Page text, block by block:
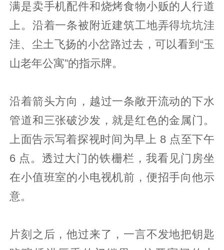
满是卖手机配件和烧烤食物小贩的人行道
上。沿着一条被附近建筑工地弄得坑坑洼
洼、尘土飞扬的小岔路过去，可以看到“玉
山老年公寓”的指示牌。
沿着箭头方向，越过一条敞开流动的下水
管道和三张破沙发，就是红色的金属门。
上面告示写着探视时间为早上 8 点至下午
6 点。透过大门的铁栅栏，我看见门房坐
在小值班室的小电视机前，便招手向他示
意。
片刻之后，他过来了，一言不发地把钥匙